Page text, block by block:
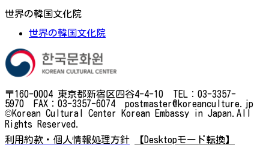
世界の韓国文化院
世界の韓国文化院
〒160-0004 東京都新宿区四谷4-4-10 TEL：03-3357-
5970 FAX：03-3357-6074 postmaster@koreanculture.jp
©Korean Cultural Center Korean Embassy in Japan.All
Rights Reserved.
利用約款・個人情報処理方針
【Desktopモード転換】